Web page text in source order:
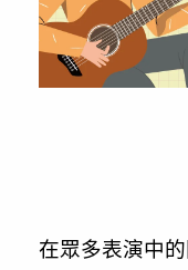
在眾多表演中